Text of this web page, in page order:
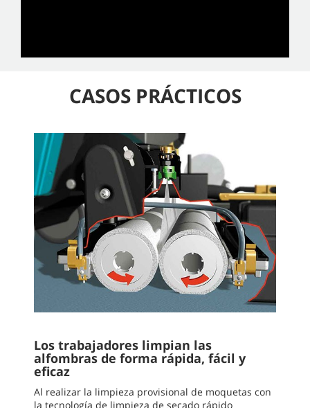
CASOS PRÁCTICOS
Los trabajadores limpian las
alfombras de forma rápida, fácil y
eficaz
Al realizar la limpieza provisional de moquetas con
la tecnología de limpieza de secado rápido